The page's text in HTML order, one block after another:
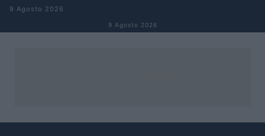
Salta al contenuto
9 Agosto 2026
9 Agosto 2026